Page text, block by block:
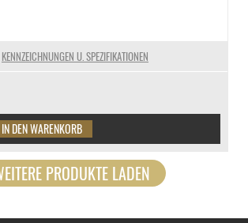
KENNZEICHNUNGEN U. SPEZIFIKATIONEN
PRODUKTE LADEN